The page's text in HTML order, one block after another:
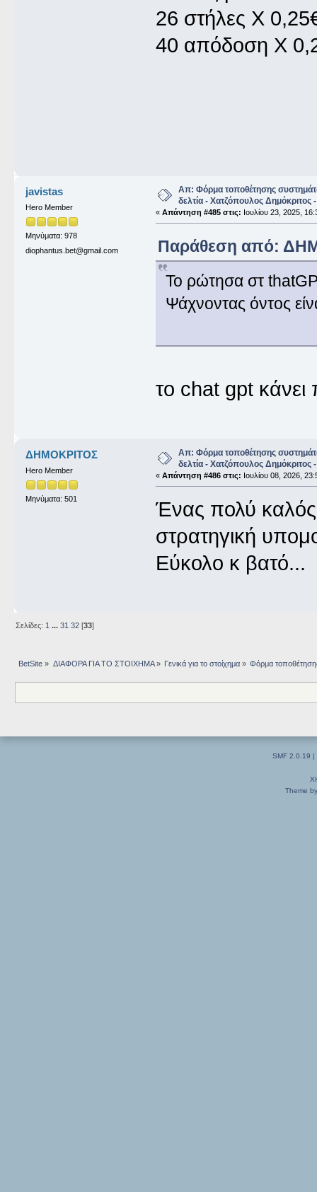
26 στήλες Χ
40 απόδοση Χ
javistas
Hero Member
Μηνύματα: 978
diophantus.bet@gmail.com
Απ: Φόρμα τοποθέτησης
δελτία - Χατζόπουλος Δημόκριτος -
« Απάντηση #485 στις: Ιουλίου 23, 2025,
Παράθεση από:
Το ρώτησα στ
Ψάχνοντας όντος
το chat gpt
ΔΗΜΟΚΡΙΤΟΣ
Hero Member
Μηνύματα: 501
Απ: Φόρμα τοποθέτησης
δελτία - Χατζόπουλος Δημόκριτος -
« Απάντηση #486 στις: Ιουλίου 08, 2026,
Ένας πολύ
στρατηγική
Εύκολο κ βατό...
Σελίδες: 1 ...31 32 [33]
BetSite » ΔΙΑΦΟΡΑ ΓΙΑ ΤΟ ΣΤΟΙΧΗΜΑ» Γενικά για το στοίχημα» Φόρμα
SMF 2.0.19 |
Theme